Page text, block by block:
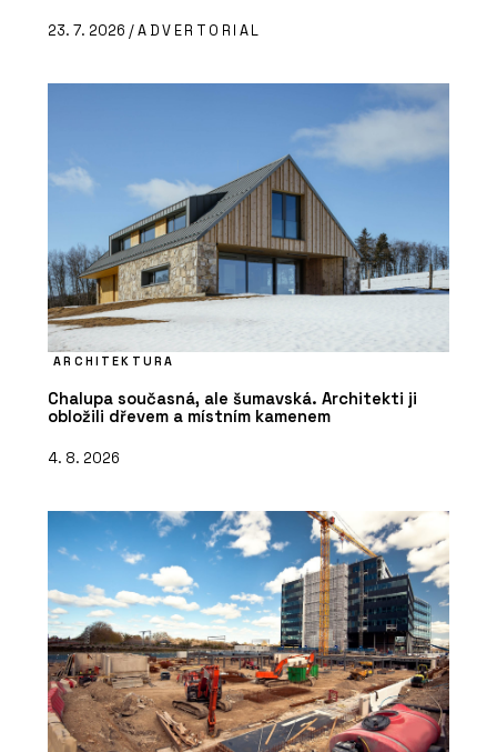
23. 7. 2026 /ADVERTORIAL
ARCHITEKTURA
Chalupa současná, ale šumavská. Architekti ji
obložili dřevem a místním kamenem
4. 8. 2026